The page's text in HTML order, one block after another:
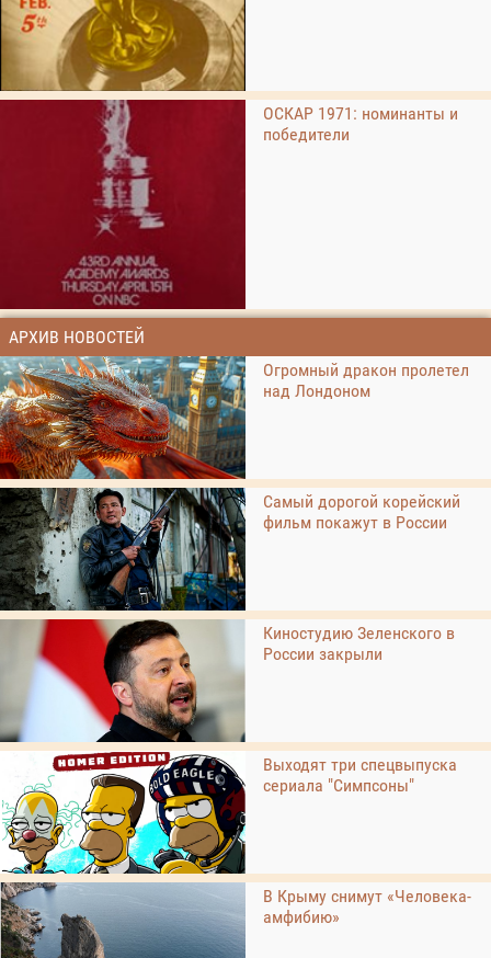
ОСКАР 1971: номинанты и
победители
АРХИВ НОВОСТЕЙ
Огромный дракон пролетел
над Лондоном
Самый дорогой корейский
фильм покажут в России
Киностудию Зеленского в
России закрыли
Выходят три спецвыпуска
сериала "Симпсоны"
В Крыму снимут «Человека-
амфибию»